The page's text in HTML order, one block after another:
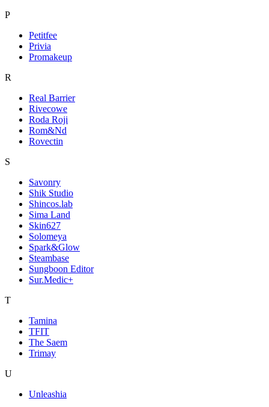
P
Petitfee
Privia
Promakeup
R
Real Barrier
Rivecowe
Roda Roji
Rom&Nd
Rovectin
S
Savonry
Shik Studio
Shincos.lab
Sima Land
Skin627
Solomeya
Spark&Glow
Steambase
Sungboon Editor
Sur.Medic+
T
Tamina
TFIT
The Saem
Trimay
U
Unleashia